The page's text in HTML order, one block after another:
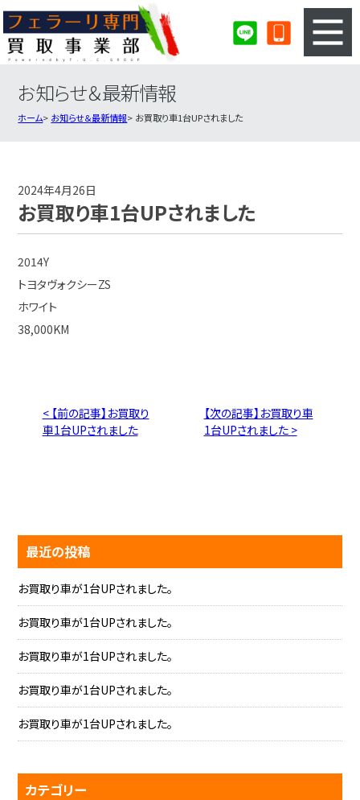
3ステップのカンタン査定
フェラーリ買取実績
お知らせ＆最新情報
ホーム お知らせ＆最新情報 お買取り車1台UPされました
2024年4月26日
お買取り車1台UPされました
2014Y
トヨタヴォクシーZS
ホワイト
38,000KM
< 【前の記事】お買取り
車1台UPされました
【次の記事】お買取り車
1台UPされました >
最近の投稿
お買取り車が1台UPされました。
お買取り車が1台UPされました。
お買取り車が1台UPされました。
お買取り車が1台UPされました。
お買取り車が1台UPされました。
カテゴリー